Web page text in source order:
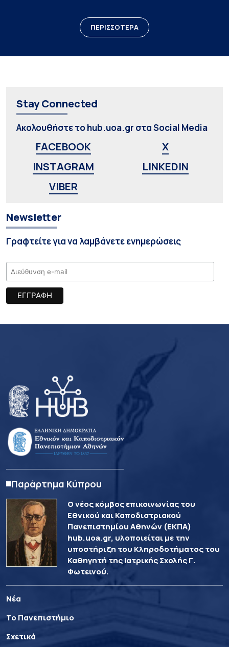
ΠΕΡΙΣΣΟΤΕΡΑ
Stay Connected
Ακολουθήστε το hub.uoa.gr στα Social Media
FACEBOOK
X
INSTAGRAM
LINKEDIN
VIBER
Newsletter
Γραφτείτε για να λαμβάνετε ενημερώσεις
Παράρτημα Κύπρου
Ο νέος κόμβος επικοινωνίας του
Εθνικού και Καποδιστριακού
Πανεπιστημίου Αθηνών (ΕΚΠΑ)
hub.uoa.gr, υλοποιείται με την
υποστήριξη του Κληροδοτήματος του
Καθηγητή της Ιατρικής Σχολής Γ.
Φωτεινού.
Νέα
Το Πανεπιστήμιο
Σχετικά